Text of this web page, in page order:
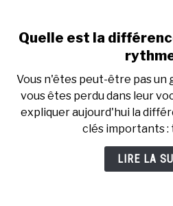
link
to
est
la
Quelle est la
Vous n'êtes peut-être pas un
vous êtes perdu dans leur
expliquer aujourd'hui la
clés importants :
LIRE LA